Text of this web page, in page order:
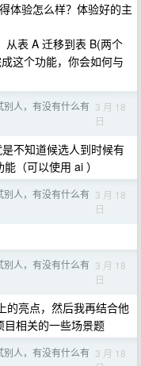
体验怎么样？体验好的主
从表 A 迁移到表 B(两个
这个功能，你会如何与
别人，有没有什么有 3 月 18
日
不知道候选人到时候有
（可以使用 ai ）
别人，有没有什么有 3 月 18
日
别人，有没有什么有 3 月 18
日
的亮点，然后我再结合他
相关的一些场景题
别人，有没有什么有 3 月 18